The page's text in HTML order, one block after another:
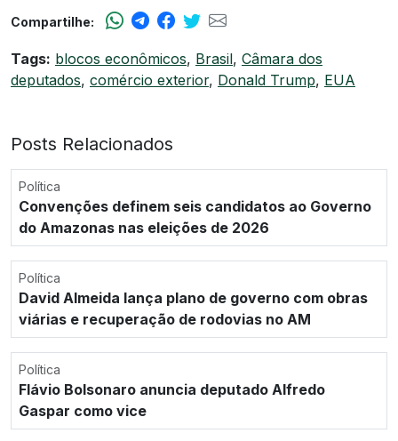
Compartilhe:
Tags: blocos econômicos, Brasil, Câmara dos
deputados, comércio exterior, Donald Trump, EUA
Posts Relacionados
Política
Convenções definem seis candidatos ao Governo
do Amazonas nas eleições de 2026
Política
David Almeida lança plano de governo com obras
viárias e recuperação de rodovias no AM
Política
Flávio Bolsonaro anuncia deputado Alfredo
Gaspar como vice